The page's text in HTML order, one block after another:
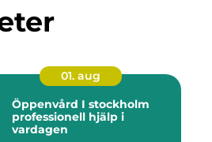
01. aug
Öppenvård I stockholm
professionell hjälp i
vardagen